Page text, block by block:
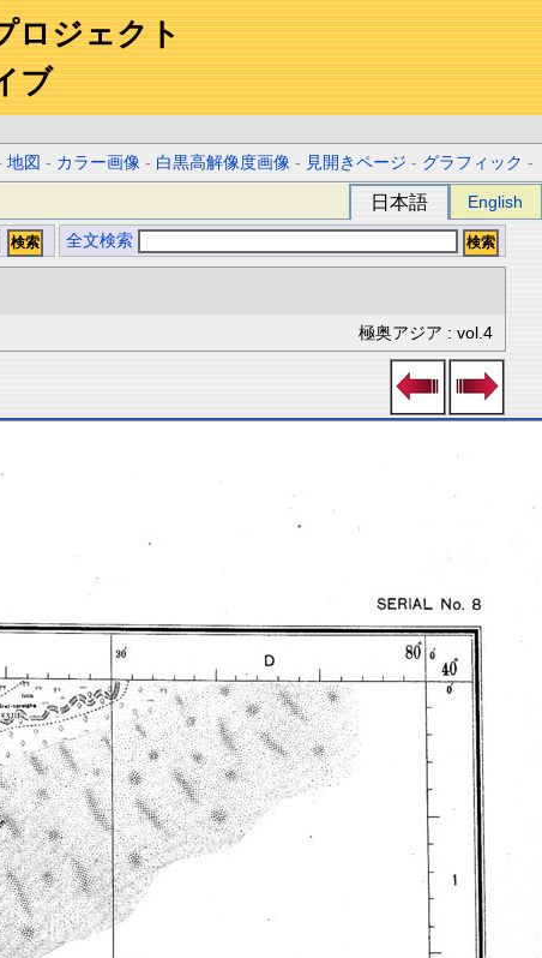
ロジェクト
ブ
地図 - カラー画像 - 白黒高解像度画像 - 見開きページ - グラフィック -
日本語 English
全文検索
極奥アジア : vol.4